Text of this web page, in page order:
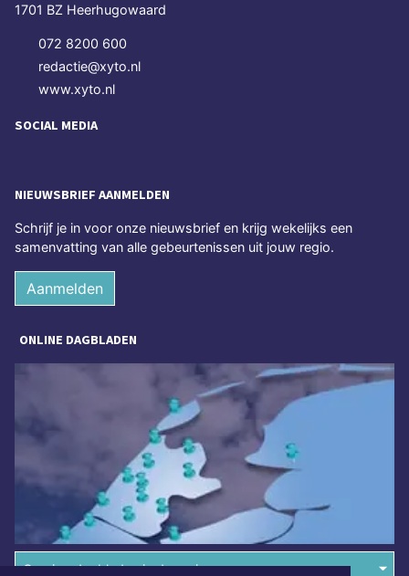
1701 BZ Heerhugowaard
072 8200 600
redactie@xyto.nl
www.xyto.nl
SOCIAL MEDIA
NIEUWSBRIEF AANMELDEN
Schrijf je in voor onze nieuwsbrief en krijg wekelijks een
samenvatting van alle gebeurtenissen uit jouw regio.
Aanmelden
ONLINE DAGBLADEN
Overige dagbladen in de regio